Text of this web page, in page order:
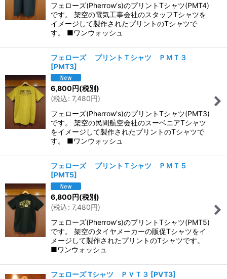
フェローズ(Pherrow's)のプリントTシャツ(PMT4)
です。 架空の電気工事会社のスタッフTシャツを
イメージして製作されたプリントのTシャツで
す。 ■ワンウォッシュ
フェローズ プリントＴシャツ ＰＭＴ３
[PMT3]
6,800円(税別)
(税込: 7,480円)
フェローズ(Pherrow's)のプリントTシャツ(PMT3)
です。 架空の民間航空会社のスーベニアTシャツ
をイメージして製作されたプリントのTシャツで
す。 ■ワンウォッシュ
フェローズ プリントＴシャツ ＰＭＴ５
[PMT5]
6,800円(税別)
(税込: 7,480円)
フェローズ(Pherrow's)のプリントTシャツ(PMT5)
です。 架空のタイヤメーカーの販促Tシャツをイ
メージして製作されたプリントのTシャツです。
■ワンウォッシュ
フェローズ Tシャツ ＰＶＴ３ [PVT3]